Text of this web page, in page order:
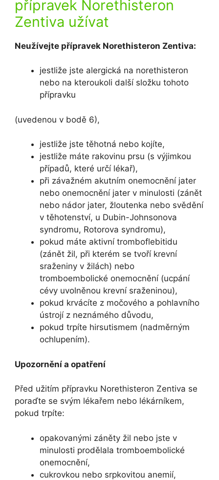
přípravek Norethisteron
Zentiva užívat
Neužívejte přípravek Norethisteron Zentiva:
jestliže jste alergická na norethisteron
nebo na kteroukoli další složku tohoto
přípravku
(uvedenou v bodě 6),
jestliže jste těhotná nebo kojíte,
jestliže máte rakovinu prsu (s výjimkou
případů, které určí lékař),
při závažném akutním onemocnění jater
nebo onemocnění jater v minulosti (zánět
nebo nádor jater, žloutenka nebo svědění
v těhotenství, u Dubin-Johnsonova
syndromu, Rotorova syndromu),
pokud máte aktivní tromboflebitidu
(zánět žil, při kterém se tvoří krevní
sraženiny v žilách) nebo
tromboembolické onemocnění (ucpání
cévy uvolněnou krevní sraženinou),
pokud krvácíte z močového a pohlavního
ústrojí z neznámého důvodu,
pokud trpíte hirsutismem (nadměrným
ochlupením).
Upozornění a opatření
Před užitím přípravku Norethisteron Zentiva se
poraďte se svým lékařem nebo lékárníkem,
pokud trpíte:
opakovanými záněty žil nebo jste v
minulosti prodělala tromboembolické
onemocnění,
cukrovkou nebo srpkovitou anemií,